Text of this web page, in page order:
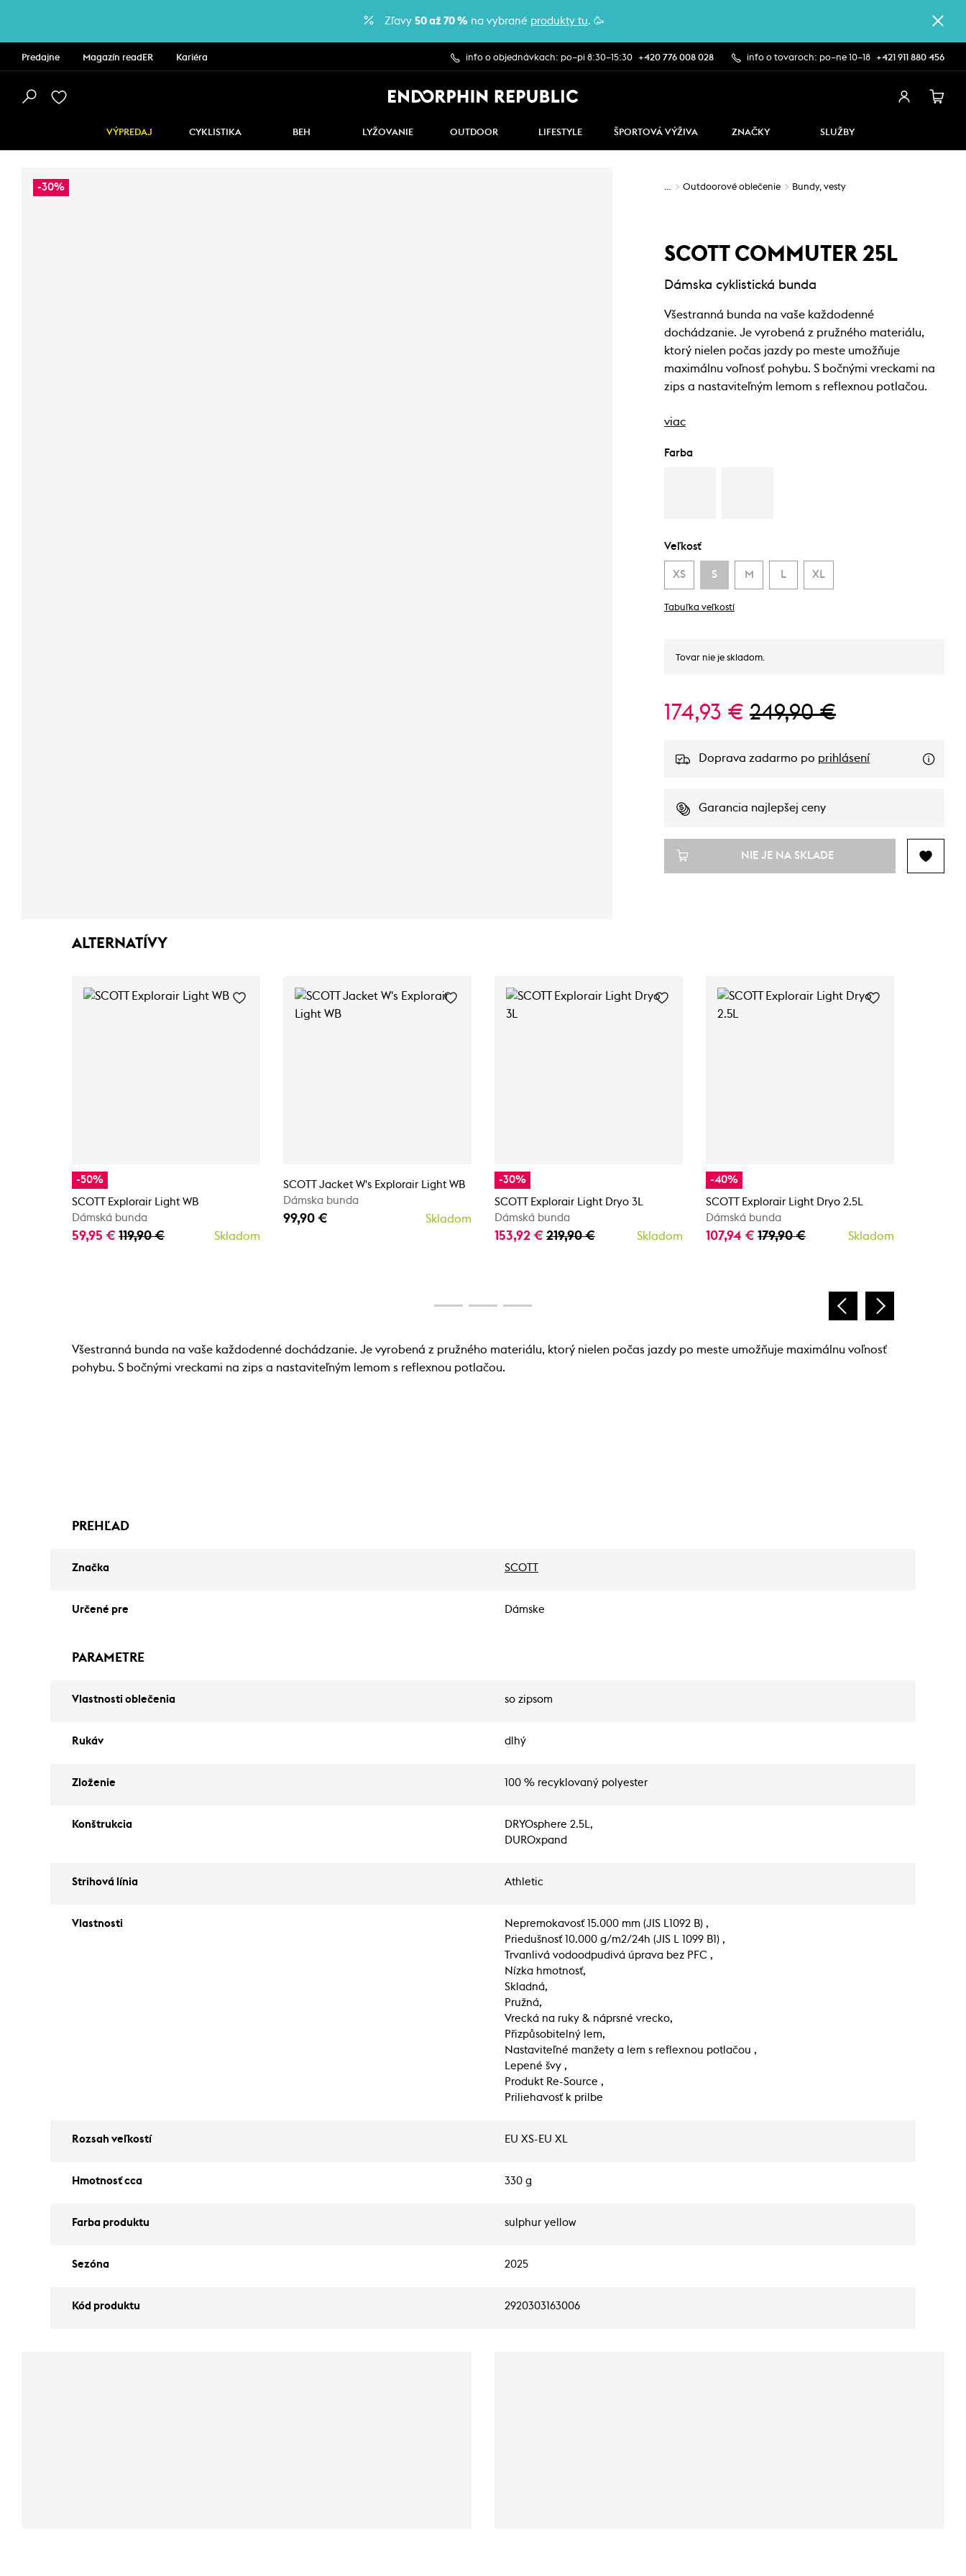
Zľavy 50 až 70 % na vybrané produkty tu. 🥳
Predajne Magazín readER Kariéra info o objednávkach: po–pi 8:30–15:30 +420 776 008 028 info o tovaroch: po–ne 10–18 +421 911 880 456
VÝPREDAJ CYKLISTIKA BEH LYŽOVANIE OUTDOOR LIFESTYLE ŠPORTOVÁ VÝŽIVA ZNAČKY SLUŽBY
-30% … Outdoorové oblečenie Bundy, vesty
SCOTT COMMUTER 25L
Dámska cyklistická bunda
Všestranná bunda na vaše každodenné
dochádzanie. Je vyrobená z pružného materiálu,
ktorý nielen počas jazdy po meste umožňuje
maximálnu voľnosť pohybu. S bočnými vreckami na
zips a nastaviteľným lemom s reflexnou potlačou.
viac
Farba
Veľkosť
XS S M L XL
Tabuľka veľkostí
Tovar nie je skladom.
174,93 € 249,90 €
Doprava zadarmo po prihlásení
Garancia najlepšej ceny
NIE JE NA SKLADE
ALTERNATÍVY
-50%
SCOTT Explorair Light WB
Dámská bunda
59,95 € 119,90 € Skladom
SCOTT Jacket W's Explorair Light WB
Dámska bunda
99,90 € Skladom
-30%
SCOTT Explorair Light Dryo 3L
Dámská bunda
153,92 € 219,90 € Skladom
-40%
SCOTT Explorair Light Dryo 2.5L
Dámská bunda
107,94 € 179,90 € Skladom
Všestranná bunda na vaše každodenné dochádzanie. Je vyrobená z pružného materiálu, ktorý nielen počas jazdy po meste umožňuje maximálnu voľnosť
pohybu. S bočnými vreckami na zips a nastaviteľným lemom s reflexnou potlačou.
PREHĽAD
Značka SCOTT
Určené pre Dámske
PARAMETRE
Vlastnosti oblečenia so zipsom
Rukáv dlhý
Zloženie 100 % recyklovaný polyester
Konštrukcia
DRYOsphere 2.5L,
DUROxpand
Strihová línia Athletic
Vlastnosti
Nepremokavosť 15.000 mm (JIS L1092 B) ,
Priedušnosť 10.000 g/m2/24h (JIS L 1099 B1) ,
Trvanlivá vodoodpudivá úprava bez PFC ,
Nízka hmotnosť,
Skladná,
Pružná,
Vrecká na ruky & náprsné vrecko,
Přizpůsobitelný lem,
Nastaviteľné manžety a lem s reflexnou potlačou ,
Lepené švy ,
Produkt Re-Source ,
Priliehavosť k prilbe
Rozsah veľkostí EU XS-EU XL
Hmotnosť cca 330 g
Farba produktu sulphur yellow
Sezóna 2025
Kód produktu 2920303163006